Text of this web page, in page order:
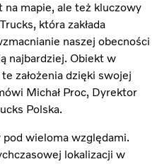
na mapie, ale też kluczowy
która zakłada
naszej obecności
najbardziej. Obiekt w
założenia dzięki swojej
Michał Proc, Dyrektor
Polska.
wieloma względami.
lokalizacji w